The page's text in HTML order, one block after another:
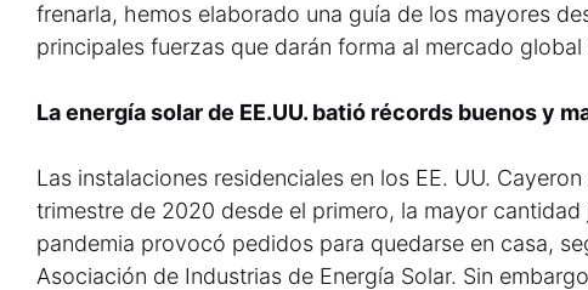
frenarla, hemos elaborado una guía de los mayores
principales fuerzas que darán forma al mercado
La energía solar de EE.UU. batió récords buenos y
Las instalaciones residenciales en los EE. UU.
trimestre de 2020 desde el primero, la mayor cantidad
pandemia provocó pedidos para quedarse en casa,
Asociación de Industrias de Energía Solar. Sin